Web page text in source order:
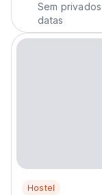
Sem
datas
Hostel